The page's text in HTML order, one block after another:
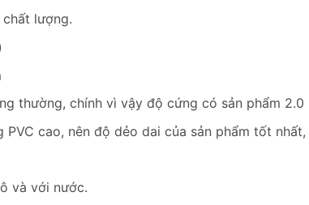
lượng.
thường, chính vì vậy độ cứng có sản phẩm
cao, nên độ dẻo dai của sản phẩm tốt nhất,
và với nước.